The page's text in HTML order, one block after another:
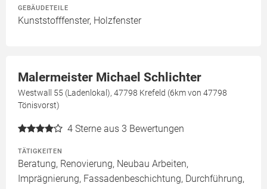
GEBÄUDETEILE
Kunststofffenster, Holzfenster
Malermeister Michael Schlichter
Westwall 55 (Ladenlokal), 47798 Krefeld (6km von 47798
Tönisvorst)
4 Sterne aus 3 Bewertungen
TÄTIGKEITEN
Beratung, Renovierung, Neubau Arbeiten,
Imprägnierung, Fassadenbeschichtung, Durchführung,